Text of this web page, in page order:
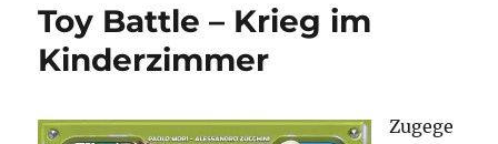
Toy Battle – Krieg im
Kinderzimmer
Zugege